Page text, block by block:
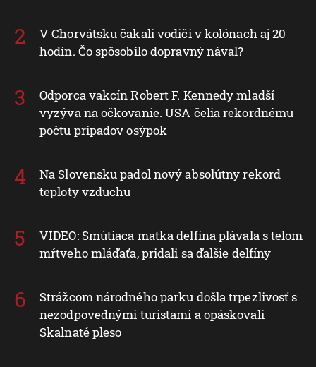
V Chorvátsku čakali vodiči v kolónach aj 20
hodín. Čo spôsobilo dopravný nával?
Odporca vakcín Robert F. Kennedy mladší
vyzýva na očkovanie. USA čelia rekordnému
počtu prípadov osýpok
Na Slovensku padol nový absolútny rekord
teploty vzduchu
VIDEO: Smútiaca matka delfína plávala s telom
mŕtveho mláďaťa, pridali sa ďalšie delfíny
Strážcom národného parku došla trpezlivosť s
nezodpovednými turistami a opáskovali
Skalnaté pleso